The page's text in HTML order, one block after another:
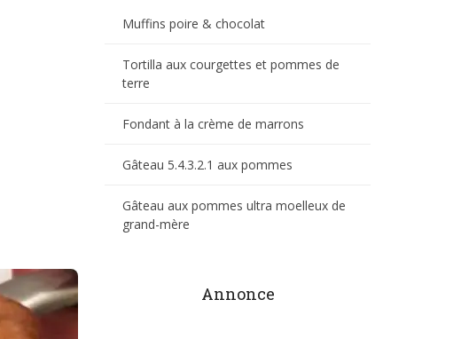
Muffins poire & chocolat
Tortilla aux courgettes et pommes de
terre
Fondant à la crème de marrons
Gâteau 5.4.3.2.1 aux pommes
Gâteau aux pommes ultra moelleux de
grand-mère
Annonce